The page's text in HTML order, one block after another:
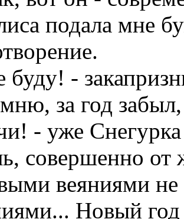
подала мне
-
за год
- уже Снегурка
совершенно от
веяниями
Новый год